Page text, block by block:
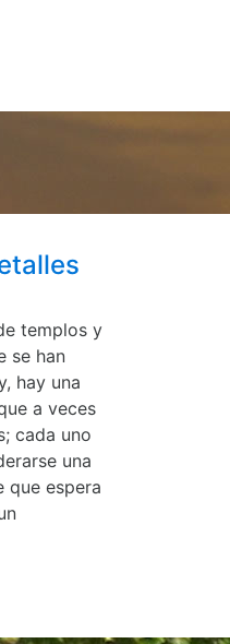
templos y
se han
hay una
a veces
cada uno
una
que espera